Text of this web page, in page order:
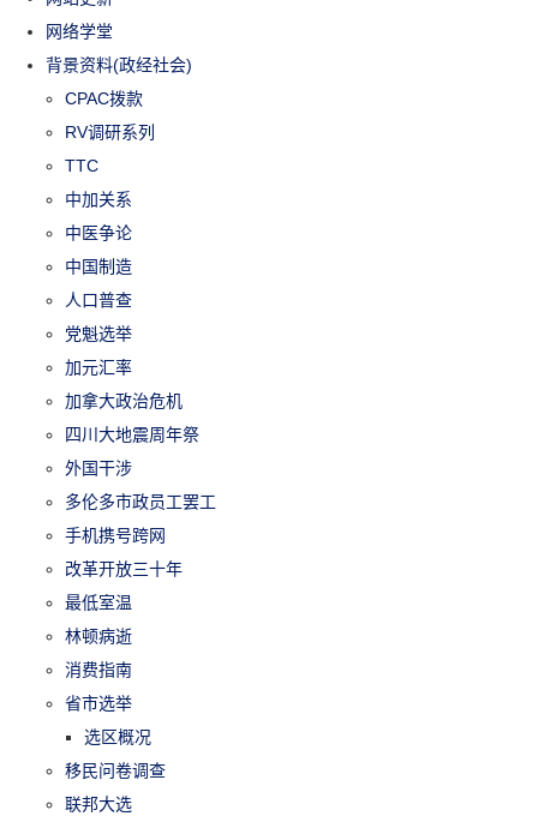
网络学堂
背景资料(政经社会)
CPAC拨款
RV调研系列
TTC
中加关系
中医争论
中国制造
人口普查
党魁选举
加元汇率
加拿大政治危机
四川大地震周年祭
外国干涉
多伦多市政员工罢工
手机携号跨网
改革开放三十年
最低室温
林顿病逝
消费指南
省市选举
选区概况
移民问卷调查
联邦大选